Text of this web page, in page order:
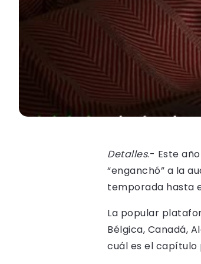
Detalles.- Este
“enganchó” a la
temporada hasta
La popular
Bélgica, Canadá,
cuál es el capítulo